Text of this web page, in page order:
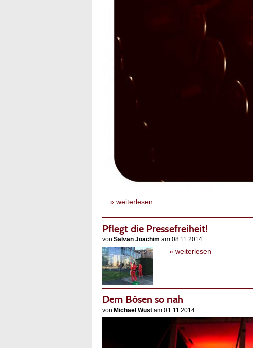
» weiterlesen
Pflegt die Pressefreiheit!
von Salvan Joachim am 08.11.2014
» weiterlesen
Dem Bösen so nah
von Michael Wüst am 01.11.2014